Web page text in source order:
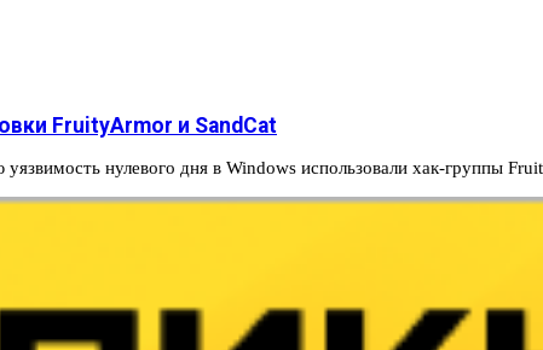
FruityArmor и SandCat
нулевого дня в Windows использовали хак-группы